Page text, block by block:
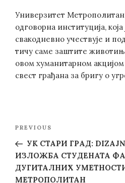
Универзитет
одговорна институција,
свакодневно учествује и
тичу саме заштите
овом хуманитарном
свест грађана за бригу о
Post
Previous
Post
PREVIOUS
УК СТАРИ ГРАД:
ИЗЛОЖБА СТУДЕНАТА
ДУГИТАЛНИХ
МЕТРОПОЛИТАН